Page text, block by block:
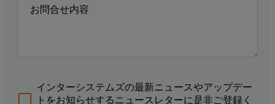
インターシステムズの最新ニュースやアップデー
トをお知らせするニュースレターに是非ご登録く